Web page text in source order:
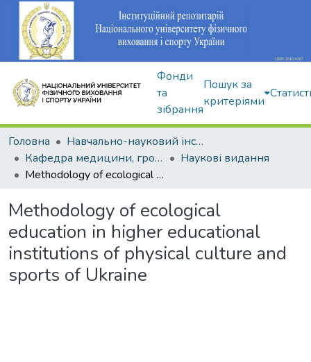
Фонди
та
зібрання
Пошук за
критеріями
Головна
Навчально-науковий інститут здоров'я, реабілітації та фізичного виховання
Кафедра медицини, громадського здоров'я та екології спорту
Наукові видання
Methodology of ecological education in higher educational institutions of physical culture and sports of Ukraine
Methodology of ecological
education in higher educational
institutions of physical culture and
sports of Ukraine